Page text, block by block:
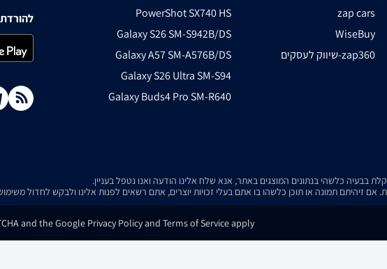
zap cars
WiseBuy
שיווק לעסקים-zap360
PowerShot SX740 HS
Galaxy S26 SM-S942B/DS
Galaxy A57 SM-A576B/DS
Galaxy S26 Ultra SM-S94
Galaxy Buds4 Pro SM-R640
זיהיתם תמונה או תוכן כלשהו בו אתם בעלי זכויות יוצרים, אתם רשאים לפנות אלינו ולבקש לחדול
and the Google Privacy Policy and Terms of Service apply